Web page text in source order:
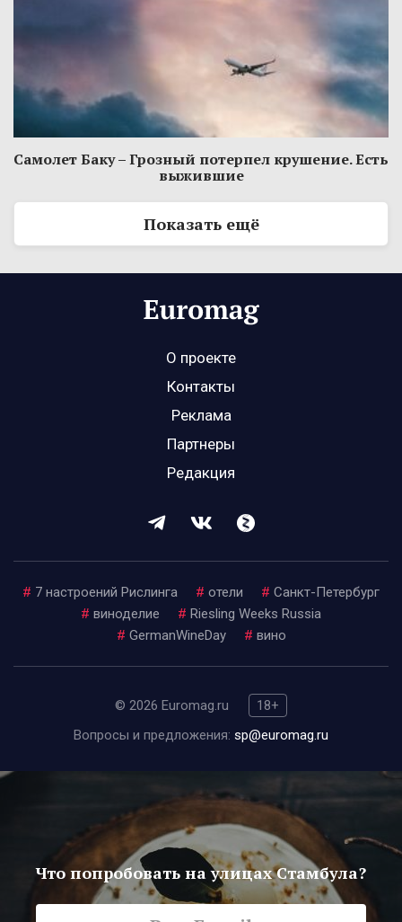
Самолет Баку – Грозный потерпел крушение. Есть
выжившие
Показать ещё
О проекте
Контакты
Реклама
Партнеры
Редакция
# 7 настроений Рислинга # отели # Санкт-Петербург
# виноделие # Riesling Weeks Russia
# GermanWineDay # вино
© 2026 Euromag.ru
18+
Вопросы и предложения: sp@euromag.ru
Что попробовать на улицах Стамбула?